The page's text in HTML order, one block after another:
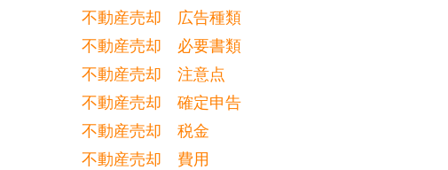
不動産売却 広告種類
不動産売却 必要書類
不動産売却 注意点
不動産売却 確定申告
不動産売却 税金
不動産売却 費用